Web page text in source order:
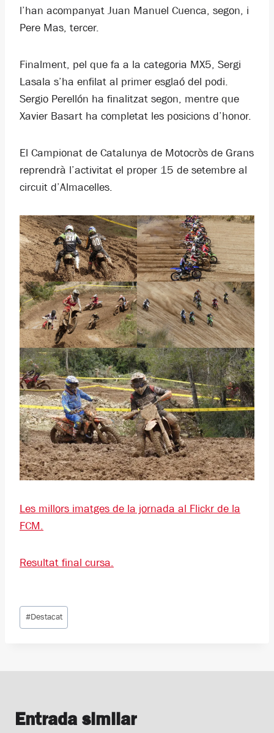
l’han acompanyat Juan Manuel Cuenca, segon, i
Pere Mas, tercer.
Finalment, pel que fa a la categoria MX5, Sergi
Lasala s’ha enfilat al primer esglaó del podi.
Sergio Perellón ha finalitzat segon, mentre que
Xavier Basart ha completat les posicions d’honor.
El Campionat de Catalunya de Motocròs de Grans
reprendrà l’activitat el proper 15 de setembre al
circuit d’Almacelles.
Les millors imatges de la jornada al Flickr de la
FCM.
Resultat final cursa.
Etiquetes
d'entrada
#Destacat
Entrada similar